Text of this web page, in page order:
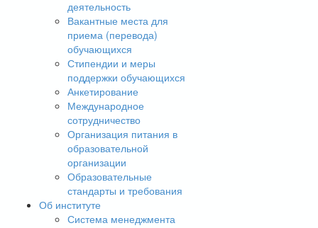
деятельность
Вакантные места для
приема (перевода)
обучающихся
Стипендии и меры
поддержки обучающихся
Анкетирование
Международное
сотрудничество
Организация питания в
образовательной
организации
Образовательные
стандарты и требования
Об институте
Система менеджмента